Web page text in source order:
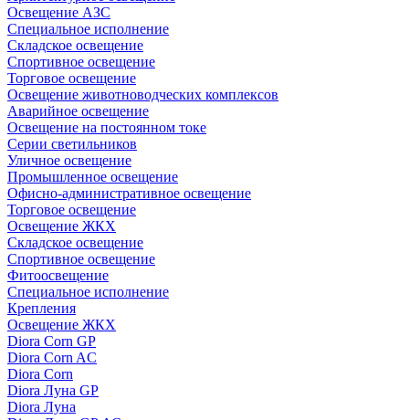
Освещение АЗС
Специальное исполнение
Складское освещение
Спортивное освещение
Торговое освещение
Освещение животноводческих комплексов
Аварийное освещение
Освещение на постоянном токе
Серии светильников
Уличное освещение
Промышленное освещение
Офисно-административное освещение
Торговое освещение
Освещение ЖКХ
Складское освещение
Спортивное освещение
Фитоосвещение
Специальное исполнение
Крепления
Освещение ЖКХ
Diora Corn GP
Diora Corn AC
Diora Corn
Diora Луна GP
Diora Луна